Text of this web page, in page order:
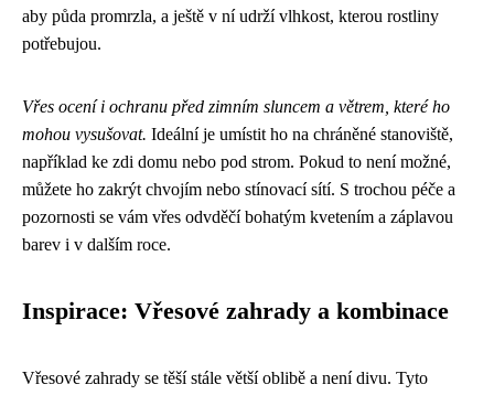
aby půda promrzla, a ještě v ní udrží vlhkost, kterou rostliny
potřebujou.
Vřes ocení i ochranu před zimním sluncem a větrem, které ho
mohou vysušovat. Ideální je umístit ho na chráněné stanoviště,
například ke zdi domu nebo pod strom. Pokud to není možné,
můžete ho zakrýt chvojím nebo stínovací sítí. S trochou péče a
pozornosti se vám vřes odvděčí bohatým kvetením a záplavou
barev i v dalším roce.
Inspirace: Vřesové zahrady a kombinace
Vřesové zahrady se těší stále větší oblibě a není divu. Tyto